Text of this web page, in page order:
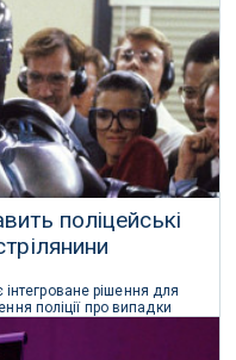
р.
поліцейські
інтегроване рішення для
поліції про випадки